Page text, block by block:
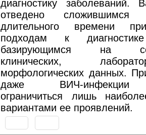
диагностику заболеваний.
отведено
длительного времени
подходам к
базирующимся на
клинических,
морфологических данных.
даже ВИЧ-инфекции
ограничиться лишь
вариантами ее проявлений.